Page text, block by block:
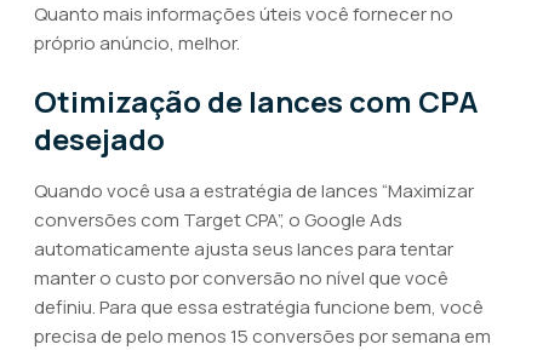
Quanto mais informações úteis você fornecer no
próprio anúncio, melhor.
Otimização de lances com CPA
desejado
Quando você usa a estratégia de lances “Maximizar
conversões com Target CPA”, o Google Ads
automaticamente ajusta seus lances para tentar
manter o custo por conversão no nível que você
definiu. Para que essa estratégia funcione bem, você
precisa de pelo menos 15 conversões por semana em